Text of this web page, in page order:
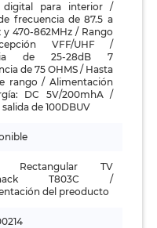
digital para interior /
frecuencia de 87.5 a
y 470-862MHz / Rango
VFF/UHF /
de 25-28dB 7
de 75 OHMS / Hasta
rango / Alimentación
DC 5V/200mhA /
de 100DBUV
Rectangular TV
T803C /
del preoducto